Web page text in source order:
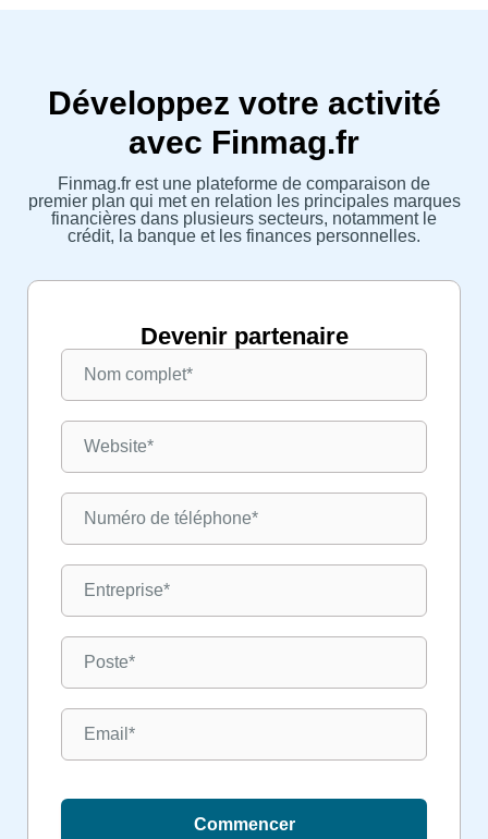
Développez votre activité
avec Finmag.fr
Finmag.fr est une plateforme de comparaison de
premier plan qui met en relation les principales marques
financières dans plusieurs secteurs, notamment le
crédit, la banque et les finances personnelles.
Devenir partenaire
Commencer